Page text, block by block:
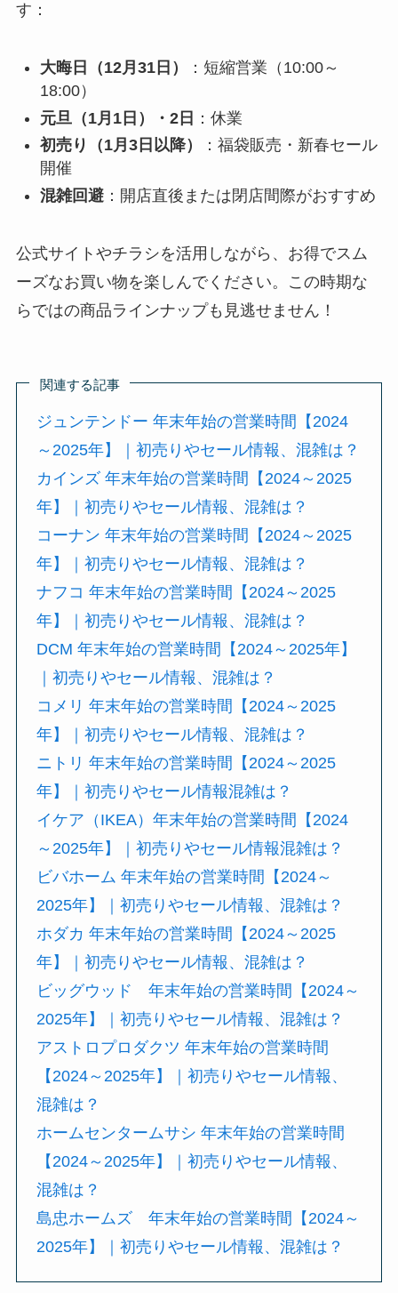
す：
大晦日（12月31日）
：短縮営業（10:00～
18:00）
元旦（1月1日）・2日 ：休業
初売り（1月3日以降）
：福袋販売・新春セール
開催
混雑回避：開店直後または閉店間際がおすすめ
公式サイトやチラシを活用しながら、お得でスム
ーズなお買い物を楽しんでください。この時期な
らではの商品ラインナップも見逃せません！
関連する記事
ジュンテンドー 年末年始の営業時間【2024
～2025年】｜初売りやセール情報、混雑は？
カインズ 年末年始の営業時間【2024～2025
年】｜初売りやセール情報、混雑は？
コーナン 年末年始の営業時間【2024～2025
年】｜初売りやセール情報、混雑は？
ナフコ 年末年始の営業時間【2024～2025
年】｜初売りやセール情報、混雑は？
DCM 年末年始の営業時間【2024～2025年】
｜初売りやセール情報、混雑は？
コメリ 年末年始の営業時間【2024～2025
年】｜初売りやセール情報、混雑は？
ニトリ 年末年始の営業時間【2024～2025
年】｜初売りやセール情報混雑は？
イケア（IKEA）年末年始の営業時間【2024
～2025年】｜初売りやセール情報混雑は？
ビバホーム 年末年始の営業時間【2024～
2025年】｜初売りやセール情報、混雑は？
ホダカ 年末年始の営業時間【2024～2025
年】｜初売りやセール情報、混雑は？
ビッグウッド 年末年始の営業時間【2024～
2025年】｜初売りやセール情報、混雑は？
アストロプロダクツ 年末年始の営業時間
【2024～2025年】｜初売りやセール情報、
混雑は？
ホームセンタームサシ 年末年始の営業時間
【2024～2025年】｜初売りやセール情報、
混雑は？
島忠ホームズ 年末年始の営業時間【2024～
2025年】｜初売りやセール情報、混雑は？